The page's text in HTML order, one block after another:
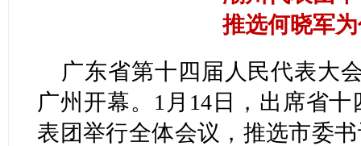
推选何晓军
广东省第十四届人民代表大
广州开幕。1月14日，出席省
表团举行全体会议，推选市委